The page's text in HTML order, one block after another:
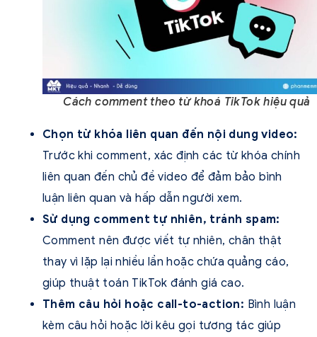
Cách comment theo từ khoá TikTok hiệu quả
Chọn từ khóa liên quan đến nội dung video:
Trước khi comment, xác định các từ khóa chính
liên quan đến chủ đề video để đảm bảo bình
luận liên quan và hấp dẫn người xem.
Sử dụng comment tự nhiên, tránh spam:
Comment nên được viết tự nhiên, chân thật
thay vì lặp lại nhiều lần hoặc chứa quảng cáo,
giúp thuật toán TikTok đánh giá cao.
Thêm câu hỏi hoặc call-to-action: Bình luận
kèm câu hỏi hoặc lời kêu gọi tương tác giúp